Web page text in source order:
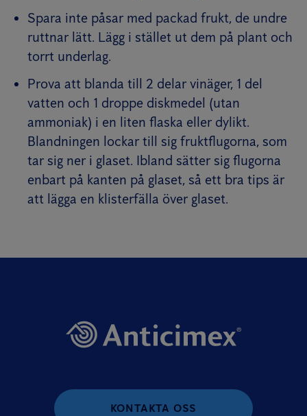
Spara inte påsar med packad frukt, de undre
ruttnar lätt. Lägg i stället ut dem på plant och
torrt underlag.
Prova att blanda till 2 delar vinäger, 1 del
vatten och 1 droppe diskmedel (utan
ammoniak) i en liten flaska eller dylikt.
Blandningen lockar till sig fruktflugorna, som
tar sig ner i glaset. Ibland sätter sig flugorna
enbart på kanten på glaset, så ett bra tips är
att lägga en klisterfälla över glaset.
KONTAKTA OSS